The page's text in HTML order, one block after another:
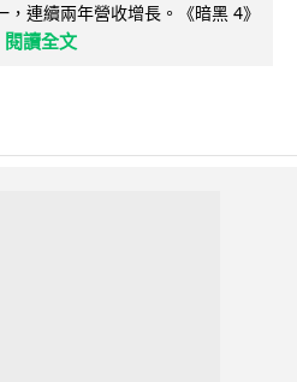
連續兩年營收增長。《暗黑 4》
閱讀全文